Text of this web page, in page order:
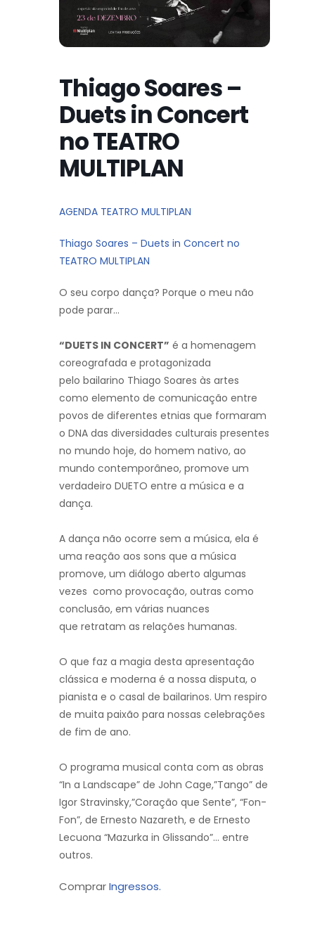
Thiago Soares –
Duets in Concert
no TEATRO
MULTIPLAN
AGENDA TEATRO MULTIPLAN
Thiago Soares – Duets in Concert no
TEATRO MULTIPLAN
O seu corpo dança? Porque o meu não
pode parar…
“DUETS IN CONCERT” é a homenagem
coreografada e protagonizada
pelo bailarino Thiago Soares às artes
como elemento de comunicação entre
povos de diferentes etnias que formaram
o DNA das diversidades culturais presentes
no mundo hoje, do homem nativo, ao
mundo contemporâneo, promove um
verdadeiro DUETO entre a música e a
dança.
A dança não ocorre sem a música, ela é
uma reação aos sons que a música
promove, um diálogo aberto algumas
vezes como provocação, outras como
conclusão, em várias nuances
que retratam as relações humanas.
O que faz a magia desta apresentação
clássica e moderna é a nossa disputa, o
pianista e o casal de bailarinos. Um respiro
de muita paixão para nossas celebrações
de fim de ano.
O programa musical conta com as obras
“In a Landscape” de John Cage,”Tango” de
Igor Stravinsky,”Coração que Sente”, “Fon-
Fon”, de Ernesto Nazareth, e de Ernesto
Lecuona “Mazurka in Glissando”… entre
outros.
ComprarIngressos.